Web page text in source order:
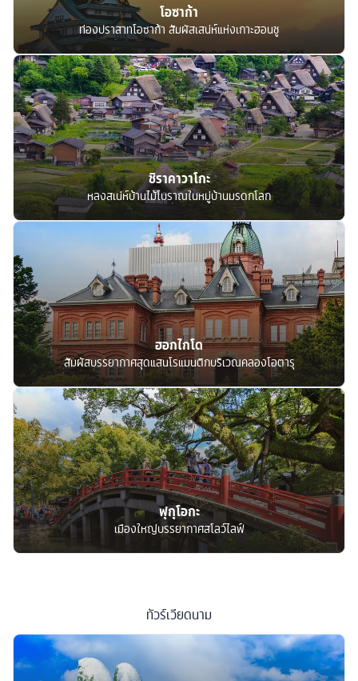
โอซาก้า
ท่องปราสาทโอซาก้า สัมผัสเสน่ห์แห่งเกาะฮอนชู
ชิราคาวาโกะ
หลงสเน่ห์บ้านไม้โบราณในหมู่บ้านมรดกโลก
ฮอกไกโด
สัมผัสบรรยากาศสุดแสนโรแมนติกบริเวณคลองโอตารุ
ฟุกุโอกะ
เมืองใหญ่บรรยากาศสโลว์ไลฟ์
ทัวร์เวียดนาม